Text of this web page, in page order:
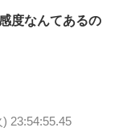
度なんてあるの
23:54:55.45